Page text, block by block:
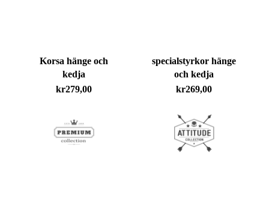
Korsa hänge och
kedja
kr279,00
specialstyrkor hänge
och kedja
kr269,00